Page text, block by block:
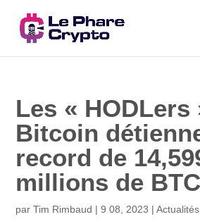
Les « HODLers
Bitcoin
record de
millions de BTC
parTim Rimbaud |9 08, 2023 |Actualités